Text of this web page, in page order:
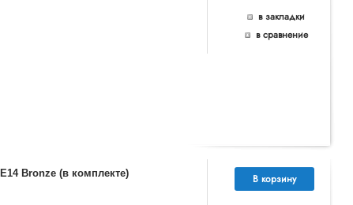
в закладки
в сравнение
Bronze (в комплекте) В корзину